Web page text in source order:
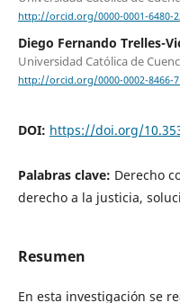
http://orcid.org/0000-0001-6480-
Diego Fernando Trelles-
Universidad Católica de
http://orcid.org/0000-0002-8466-
DOI: https://doi.org/
Palabras clave: Derecho
derecho a la justicia,
Resumen
En esta investigación se